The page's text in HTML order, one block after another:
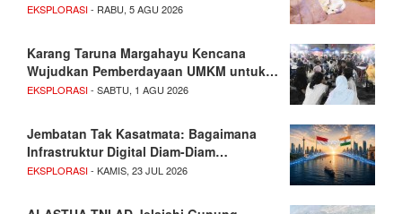
EKSPLORASI- RABU, 5 AGU 2026
Karang Taruna Margahayu Kencana
Wujudkan Pemberdayaan UMKM untuk…
EKSPLORASI- SABTU, 1 AGU 2026
Jembatan Tak Kasatmata: Bagaimana
Infrastruktur Digital Diam-Diam…
EKSPLORASI- KAMIS, 23 JUL 2026